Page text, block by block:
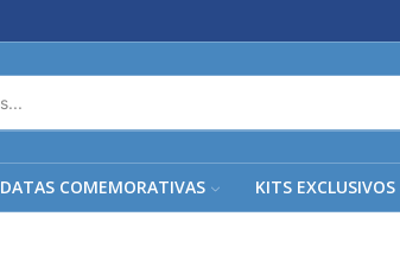
DE
PESQUISA
DATAS COMEMORATIVAS KITS EXCLUSIVOS